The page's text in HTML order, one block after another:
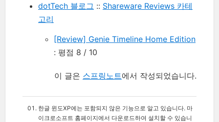
dotTech 블로그 :: Shareware Reviews 카테
고리
[Review] Genie Timeline Home Edition
: 평점 8 / 10
이 글은 스프링노트에서 작성되었습니다.
한글 윈도XP에는 포함되지 않은 기능으로 알고 있습니다. 마
이크로소프트 홈페이지에서 다운로드하여 설치할 수 있습니